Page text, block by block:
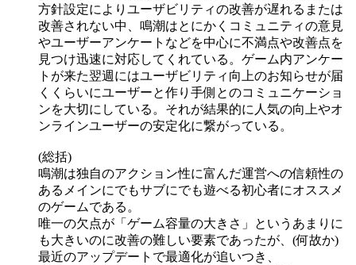
方針設定によりユーザビリティの改善が遅れるまたは
改善されない中、鳴潮はとにかくコミュニティの意見
やユーザーアンケートなどを中心に不満点や改善点を
見つけ迅速に対応してくれている。ゲーム内アンケー
トが来た翌週にはユーザビリティ向上のお知らせが届
くくらいにユーザーと作り手側とのコミュニケーショ
ンを大切にしている。それが結果的に人気の向上やオ
ンラインユーザーの安定化に繋がっている。
(総括)
鳴潮は独自のアクション性に富んだ運営への信頼性の
あるメインにでもサブにでも遊べる初心者にオススメ
のゲームである。
唯一の欠点が「ゲーム容量の大きさ」というあまりに
も大きいのに改善の難しい要素であったが、(何故か)
最近のアップデートで最適化が追いつき、